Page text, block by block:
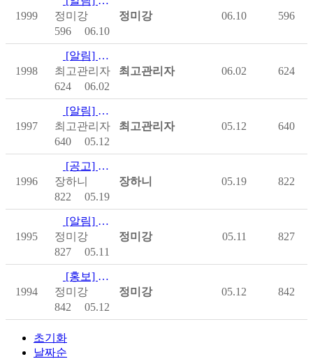
1999
정미강
596
06.10
정미강 06.10 596
1998
[알림] 폭염 대비 장애인 재난안전가이드 배포
최고관리자
624
06.02
최고관리자 06.02 624
1997
[알림] 제9회 전국동시지방선거 거소투표 실시 관련 유의사항 안…
최고관리자
640
05.12
최고관리자 05.12 640
1996
[공고] (기간연장6/1까지)2026년 척수장애인 보조기기 지원…
장하니
822
05.19
장하니 05.19 822
1995
[알림] 제16회 전국 척수장애인 어울림한마당 대진추첨 결과 안…
정미강
827
05.11
정미강 05.11 827
1994
[홍보] 서울시립대학교 척수장애인 가정 기반 운동 연구 참여자 …
정미강
842
05.12
정미강 05.12 842
초기화
날짜순